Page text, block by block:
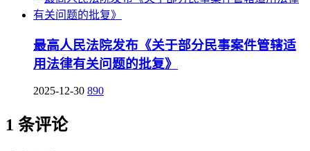
最高人民法院发布《关于部分民事案件管辖适
用法律有关问题的批复》
2025-12-30 890
1 条评论